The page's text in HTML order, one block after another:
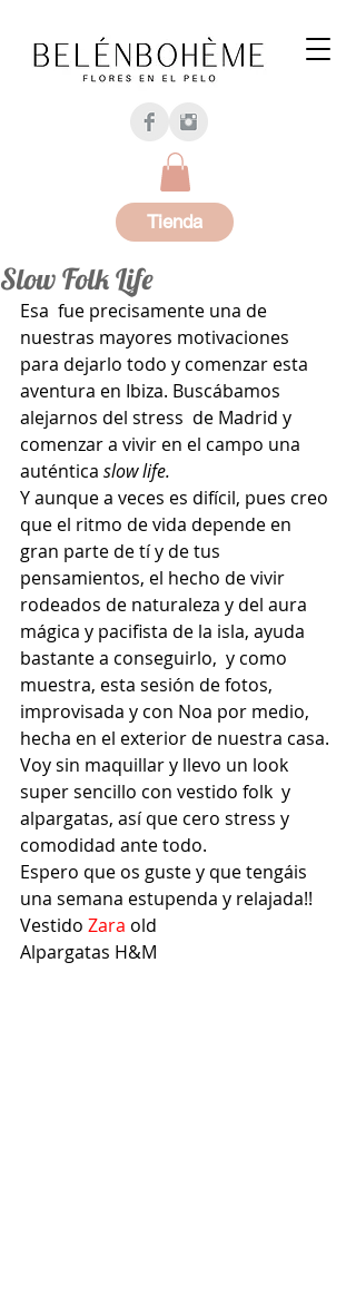
Tienda
Slow Folk Life
Esa  fue precisamente una de
nuestras mayores motivaciones
para dejarlo todo y comenzar esta
aventura en Ibiza. Buscábamos
alejarnos del stress  de Madrid y
comenzar a vivir en el campo una
auténtica slow life.
Y aunque a veces es difícil, pues creo
que el ritmo de vida depende en
gran parte de tí y de tus
pensamientos, el hecho de vivir
rodeados de naturaleza y del aura
mágica y pacifista de la isla, ayuda
bastante a conseguirlo,  y como
muestra, esta sesión de fotos,
improvisada y con Noa por medio,
hecha en el exterior de nuestra casa.
Voy sin maquillar y llevo un look
super sencillo con vestido folk  y
alpargatas, así que cero stress y
comodidad ante todo.
Espero que os guste y que tengáis
una semana estupenda y relajada!!
Vestido Zara old
Alpargatas H&M